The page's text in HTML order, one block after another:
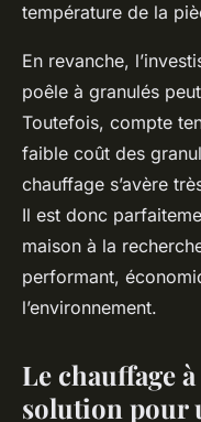
température de la
En revanche,
poêle à granulés
Toutefois, compte
faible coût des
chauffage s’avère
Il est donc
maison à la
performant,
l’environnement.
Le chauffage
solution pour